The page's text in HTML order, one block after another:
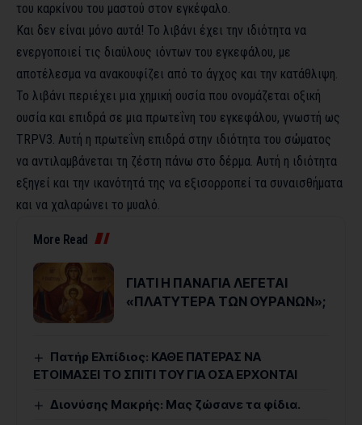
του καρκίνου του μαστού στον εγκέφαλο.
Και δεν είναι μόνο αυτά! Το λιβάνι έχει την ιδιότητα να
ενεργοποιεί τις διαύλους ιόντων του εγκεφάλου, με
αποτέλεσμα να ανακουφίζει από το άγχος και την κατάθλιψη.
Το λιβάνι περιέχει μια χημική ουσία που ονομάζεται οξική
ουσία και επιδρά σε μια πρωτεΐνη του εγκεφάλου, γνωστή ως
TRPV3. Αυτή η πρωτεΐνη επιδρά στην ιδιότητα του σώματος
να αντιλαμβάνεται τη ζέστη πάνω στο δέρμα. Αυτή η ιδιότητα
εξηγεί και την ικανότητά της να εξισορροπεί τα συναισθήματα
και να χαλαρώνει το μυαλό.
More Read
ΓΙΑΤΙ Η ΠΑΝΑΓΙΑ ΛΕΓΕΤΑΙ
«ΠΛΑΤΥΤΕΡΑ ΤΩΝ ΟΥΡΑΝΩΝ»;
Πατήρ Ελπίδιος: ΚΑΘΕ ΠΑΤΕΡΑΣ ΝΑ
ΕΤΟΙΜΑΣΕΙ ΤΟ ΣΠΙΤΙ ΤΟΥ ΓΙΑ ΟΣΑ ΕΡΧΟΝΤΑΙ
Διονύσης Μακρής: Μας ζώσανε τα φίδια.